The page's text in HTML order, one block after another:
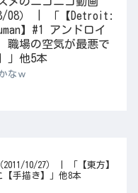
08） | 「【Detroit:
】#1 アンドロイ
職場の空気が最悪で
」他5本
なｗ
2011/10/27） | 「【東方】
【手描き】」他8本